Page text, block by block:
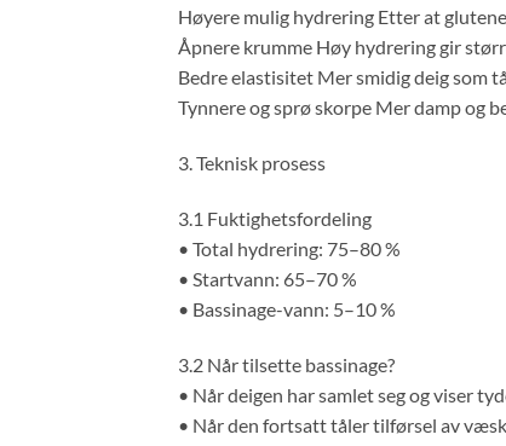
Høyere mulig hydrering Etter at
Åpnere krumme Høy hydrering gir
Bedre elastisitet Mer smidig deig som
Tynnere og sprø skorpe Mer damp og
3. Teknisk prosess
3.1 Fuktighetsfordeling
• Total hydrering: 75–80 %
• Startvann: 65–70 %
• Bassinage-vann: 5–10 %
3.2 Når tilsette bassinage?
• Når deigen har samlet seg og viser
• Når den fortsatt tåler tilførsel av